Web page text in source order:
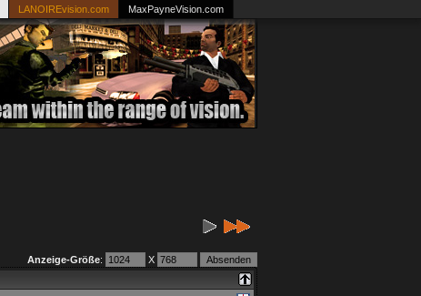
LANOIREvision.com MaxPayneVision.com
Anzeige-Größe: X